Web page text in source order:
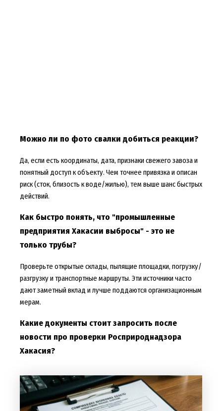
Можно ли по фото свалки добиться реакции?
Да, если есть координаты, дата, признаки свежего завоза и
понятный доступ к объекту. Чем точнее привязка и описан
риск (сток, близость к воде/жилью), тем выше шанс быстрых
действий.
Как быстро понять, что "промышленные
предприятия Хакасии выбросы" - это не
только трубы?
Проверьте открытые склады, пылящие площадки, погрузку/
разгрузку и транспортные маршруты. Эти источники часто
дают заметный вклад и лучше поддаются организационным
мерам.
Какие документы стоит запросить после
новости про проверки Росприроднадзора
Хакасия?